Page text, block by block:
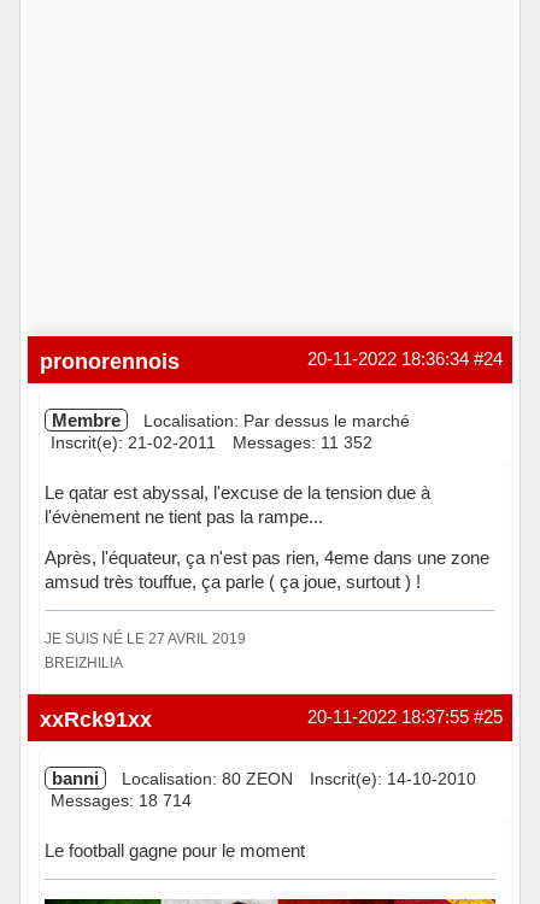
#24
20-11-2022 18:36:34
pronorennois
Membre
Localisation: Par dessus le marché
Inscrit(e): 21-02-2011
Messages: 11 352
Le qatar est abyssal, l'excuse de la tension due à
l'évènement ne tient pas la rampe...
Après, l'équateur, ça n'est pas rien, 4eme dans une zone
amsud très touffue, ça parle ( ça joue, surtout ) !
JE SUIS NÉ LE 27 AVRIL 2019
BREIZHILIA
Hors ligne #25
20-11-2022 18:37:55
xxRck91xx
banni Localisation: 80 ZEON
Inscrit(e): 14-10-2010
Messages: 18 714
Le football gagne pour le moment